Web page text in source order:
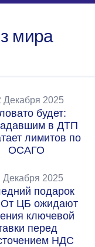
мира
Декабря 2025
будет:
в ДТП
лимитов по
ОСАГО
Декабря 2025
подарок
От ЦБ ожидают
ключевой
перед
НДС